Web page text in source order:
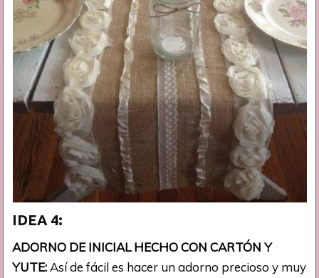
IDEA 4:
ADORNO DE INICIAL HECHO CON CARTÓN Y
YUTE: Así de fácil es hacer un adorno precioso y muy